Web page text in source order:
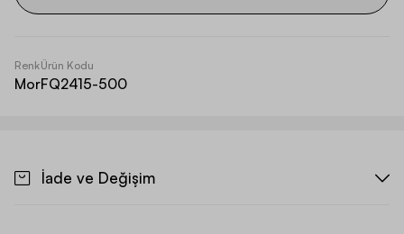
Renk
Mor
Ürün Kodu
FQ2415-500
İade ve Değişim